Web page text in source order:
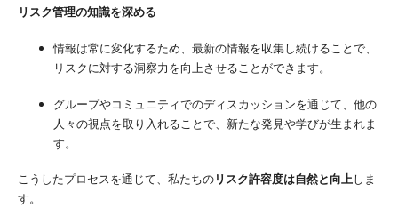
リスク管理の知識を深める
情報は常に変化するため、最新の情報を収集し続けることで、
リスクに対する洞察力を向上させることができます。
グループやコミュニティでのディスカッションを通じて、他の
人々の視点を取り入れることで、新たな発見や学びが生まれま
す。
こうしたプロセスを通じて、私たちのリスク許容度は自然と向上しま
す。